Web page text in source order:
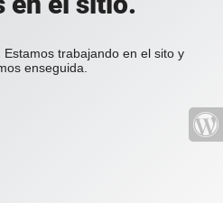
trabajando en el sito y
enseguida.